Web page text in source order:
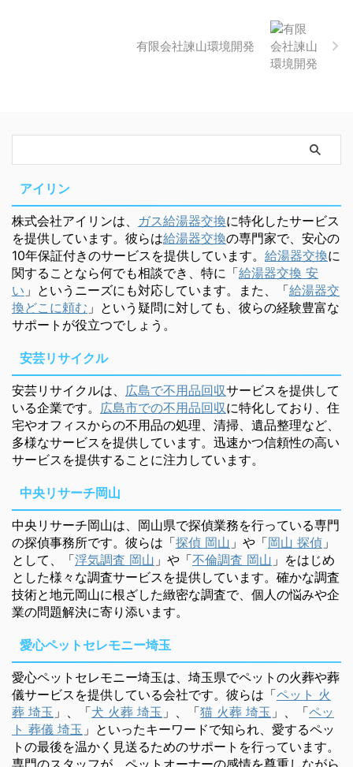
有限会社諫山環境開発
アイリン
株式会社アイリンは、 ガス給湯器交換に特化したサービス
を提供しています。彼らは給湯器交換の専門家で、安心の
10年保証付きのサービスを提供しています。 給湯器交換に
関することなら何でも相談でき、特に「給湯器交換 安
い 」というニーズにも対応しています。また、「給湯器交
換どこに頼む 」という疑問に対しても、彼らの経験豊富な
サポートが役立つでしょう。
安芸リサイクル
安芸リサイクルは、 広島で不用品回収サービスを提供して
いる企業です。 広島市での不用品回収に特化しており、住
宅やオフィスからの不用品の処理、清掃、遺品整理など、
多様なサービスを提供しています。迅速かつ信頼性の高い
サービスを提供することに注力しています。
中央リサーチ岡山
中央リサーチ岡山は、岡山県で探偵業務を行っている専門
の探偵事務所です。彼らは「探偵 岡山 」や「岡山 探偵 」
として、「浮気調査 岡山 」や「不倫調査 岡山 」をはじめ
とした様々な調査サービスを提供しています。確かな調査
技術と地元岡山に根ざした緻密な調査で、個人の悩みや企
業の問題解決に寄り添います。
愛心ペットセレモニー埼玉
愛心ペットセレモニー埼玉は、埼玉県でペットの火葬や葬
儀サービスを提供している会社です。彼らは「ペット 火
葬 埼玉 」、「犬 火葬 埼玉 」、「猫 火葬 埼玉 」、「ペッ
ト 葬儀 埼玉 」といったキーワードで知られ、愛するペッ
トの最後を温かく見送るためのサポートを行っています。
専門のスタッフが、ペットオーナーの感情を尊重しながら